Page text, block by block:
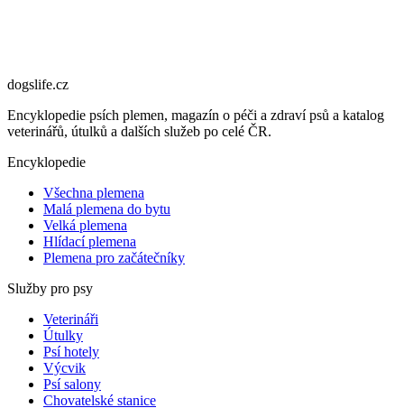
dogslife.cz
Encyklopedie psích plemen, magazín o péči a zdraví psů a katalog
veterinářů, útulků a dalších služeb po celé ČR.
Encyklopedie
Všechna plemena
Malá plemena do bytu
Velká plemena
Hlídací plemena
Plemena pro začátečníky
Služby pro psy
Veterináři
Útulky
Psí hotely
Výcvik
Psí salony
Chovatelské stanice